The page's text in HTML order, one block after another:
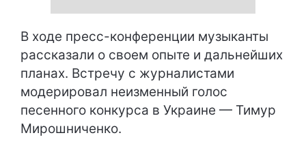
В ходе пресс-конференции музыканты
рассказали о своем опыте и дальнейших
планах. Встречу с журналистами
модерировал неизменный голос
песенного конкурса в Украине — Тимур
Мирошниченко.